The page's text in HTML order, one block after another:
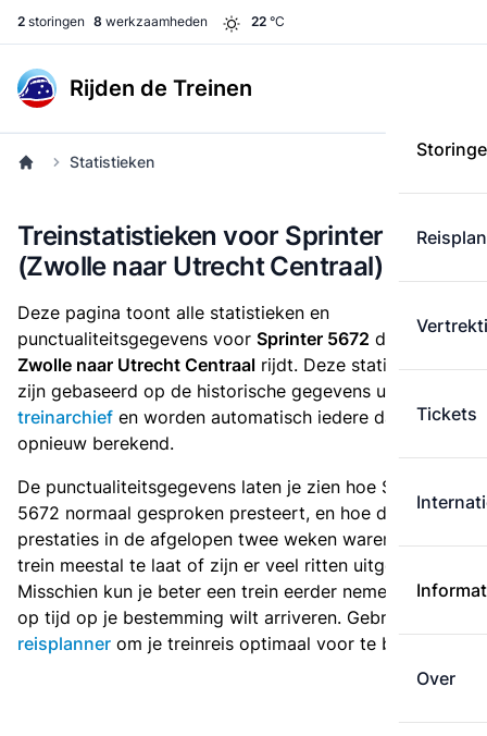
2 storingen 8 werkzaamheden 22 °C
Rijden de Treinen
Tickets
Over
Statistieken
Treinstatistieken voor Sprinter 5672
(Zwolle naar Utrecht Centraal)
Deze pagina toont alle statistieken en
punctualiteitsgegevens voor Sprinter 5672 die
van
Zwolle naar Utrecht Centraal rijdt. Deze statistieken
zijn gebaseerd op de historische gegevens uit het
treinarchief en worden automatisch iedere dag
opnieuw berekend.
De punctualiteitsgegevens laten je zien hoe Sprinter
5672 normaal gesproken presteert, en hoe de
prestaties in de afgelopen twee weken waren. Is deze
trein meestal te laat of zijn er veel ritten uitgevallen?
Misschien kun je beter een trein eerder nemen als je
op tijd op je bestemming wilt arriveren. Gebruik de
reisplanner om je treinreis optimaal voor te bereiden.